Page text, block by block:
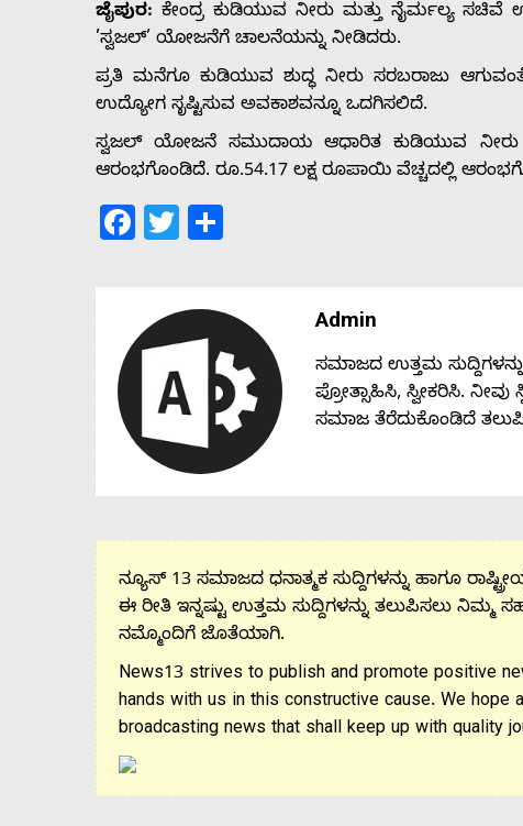
Advertise
Contact
ಜೈಪುರ: ಕೇಂದ್ರ ಕುಡಿಯುವ ನೀರು ಮತ್ತು ನೈರ್ಮಲ್ಯ
’ಸ್ವಜಲ್’ ಯೋಜನೆಗೆ ಚಾಲನೆಯನ್ನು ನೀಡಿದರು.
ಪ್ರತಿ ಮನೆಗೂ ಕುಡಿಯುವ ಶುದ್ಧ ನೀರು ಸರಬರಾಜು
ಉದ್ಯೋಗ ಸೃಷ್ಟಿಸುವ ಅವಕಾಶವನ್ನೂ ಒದಗಿಸಲಿದೆ.
ಸ್ವಜಲ್ ಯೋಜನೆ ಸಮುದಾಯ ಆಧಾರಿತ ಕುಡಿಯುವ ನೀರು
ಆರಂಭಗೊಂಡಿದೆ. ರೂ.54.17 ಲಕ್ಷ ರೂಪಾಯಿ ವೆಚ್ಚದಲ್ಲಿ
Facebook
Twitter
Admin
ಸಮಾಜದ ಉತ್ತಮ
ಪ್ರೋತ್ಸಾಹಿಸಿ, ಸ್ವೀಕರಿಸಿ.
ಸಮಾಜ ತೆರೆದುಕೊಂಡಿದೆ
ನ್ಯೂಸ್ 13 ಸಮಾಜದ ಧನಾತ್ಮಕ ಸುದ್ದಿಗಳನ್ನು ಹಾಗೂ
ಈ ರೀತಿ ಇನ್ನಷ್ಟು ಉತ್ತಮ ಸುದ್ದಿಗಳನ್ನು ತಲುಪಿಸಲು ನಿಮ್ಮ
ನಮ್ಮೊಂದಿಗೆ ಜೊತೆಯಾಗಿ.
News13 strives to publish and promote positive
hands with us in this constructive cause. We
broadcasting news that shall keep up with quality